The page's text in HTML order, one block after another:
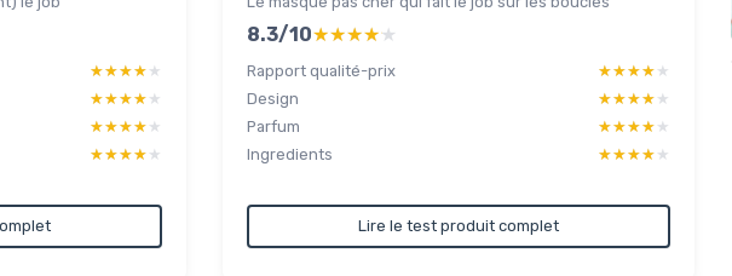
★★★★★
★★★★★
★★★★★
★★★★★
★★★★★
★★★★★
★★★★★
★★★★★
8.3/10★★★★★
★★★★★
Rapport qualité-prix ★★★★★
★★★★★
Design
★★★★★
★★★★★
Parfum
★★★★★
★★★★★
Ingredients
★★★★★
★★★★★
Lire le test produit complet